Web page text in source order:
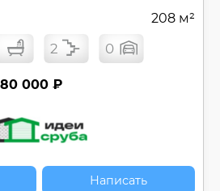
208 м²
2 0
000 ₽
Написать